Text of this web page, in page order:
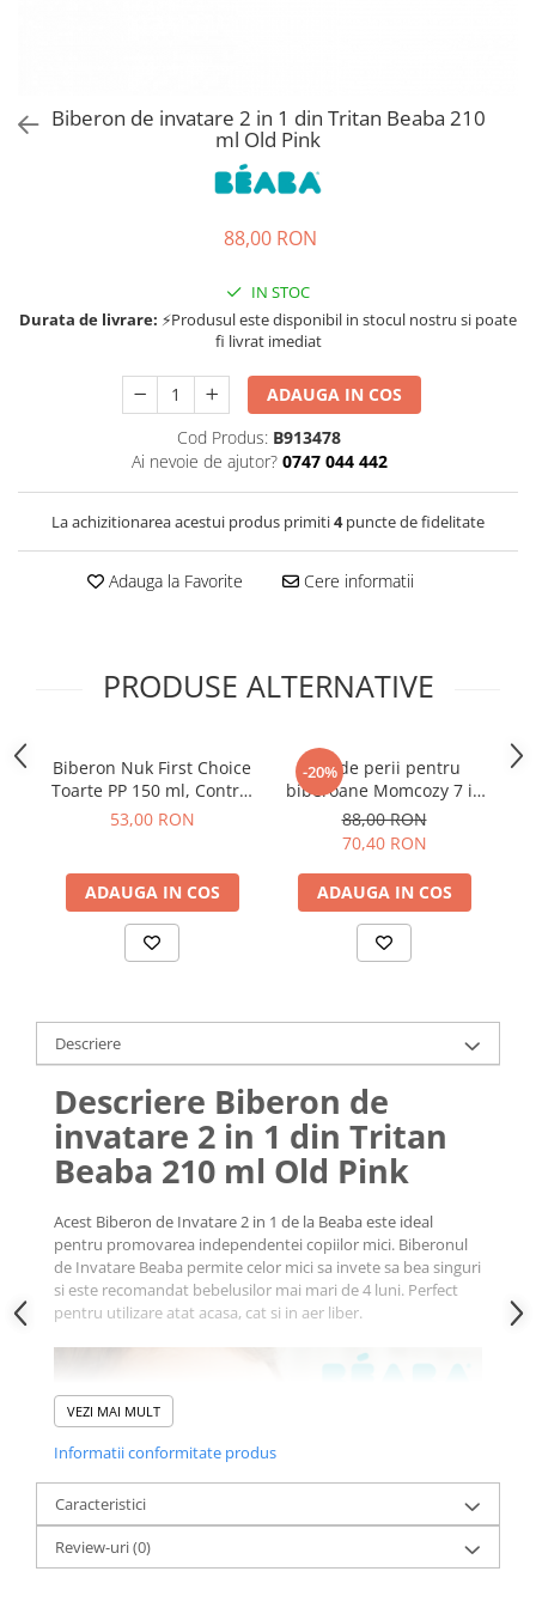
Jucarii electronice
Biberon de invatare 2 in 1 din Tritan Beaba 210
ml Old Pink
88,00 RON
IN STOC
Durata de livrare: ⚡Produsul este disponibil in stocul nostru si poate
fi livrat imediat
ADAUGA IN COS
Cod Produs: B913478
Ai nevoie de ajutor? 0747 044 442
La achizitionarea acestui produs primiti4puncte de fidelitate
Adauga la Favorite Cere informatii
PRODUSE ALTERNATIVE
Biberon Nuk First Choice
Toarte PP 150 ml, Control
Temperatura, Tetina
53,00 RON
ADAUGA IN COS
-20%
Set de perii pentru
biberoane Momcozy 7 in
1 din silicon
88,00 RON
70,40 RON
ADAUGA IN COS
Descriere
Descriere Biberon de
invatare 2 in 1 din Tritan
Beaba 210 ml Old Pink
Acest Biberon de Invatare 2 in 1 de la Beaba este ideal
pentru promovarea independentei copiilor mici. Biberonul
de Invatare Beaba permite celor mici sa invete sa bea singuri
si este recomandat bebelusilor mai mari de 4 luni. Perfect
pentru utilizare atat acasa, cat si in aer liber.
VEZI MAI MULT
Informatii conformitate produs
Caracteristici
Review-uri(0)